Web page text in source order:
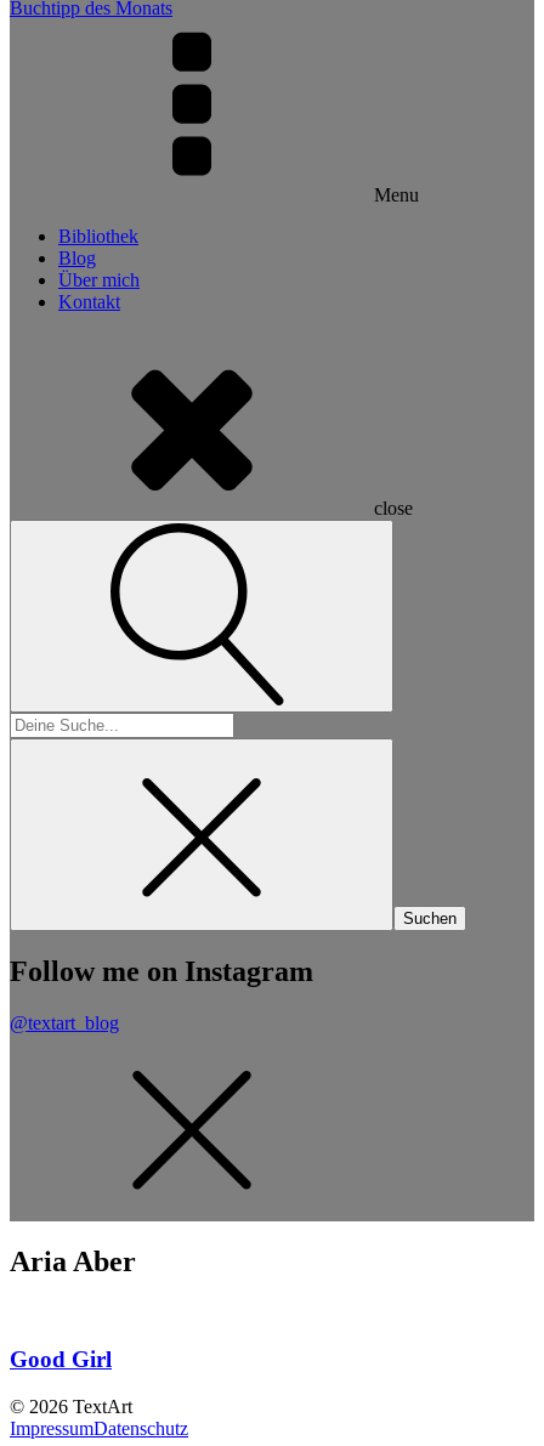
Buchtipp des Monats
Menu
Bibliothek
Blog
Über mich
Kontakt
close
Suchen
nach:
Follow me on Instagram
@textart_blog
Aria Aber
Good Girl
© 2026 TextArt
ImpressumDatenschutz